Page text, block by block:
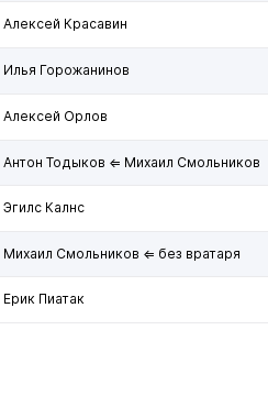
Алексей Красавин
Илья Горожанинов
Алексей Орлов
Антон Тодыков ⇐ Михаил Смольников
Эгилс Калнс
Михаил Смольников ⇐ без вратаря
Ерик Пиатак